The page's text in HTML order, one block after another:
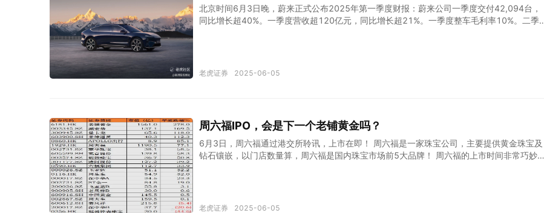
北京时间6月3日晚，蔚来正式公布2025年第一季度财报：蔚来公司一季度交付42,094台，
同比增长超40%。一季度营收超120亿元，同比增长超21%。一季度整车毛利率10%。二季
来创始人、董事长、CEO李斌表示，公司最低谷的时期已经过去，二季度重回上升通道。投
营能力，推进降本增效，蔚来于今年初开启内部组织变革的全面推行，组织架构、经营模式的
变化无形中影响着这家企业，这个过程中有阵
老虎证券 2025-06-05
周六福IPO，会是下一个老铺黄金吗？
6月3日，周六福通过港交所聆讯，上市在即！ 周六福是一家珠宝公司，主要提供黄金珠宝及
钻石镶嵌，以门店数量算，周六福是国内珠宝市场前5大品牌！ 周六福的上市时间非常巧妙，
$ A股市场，潮宏基年涨幅超169%、曼卡龙涨118%、莱绅通灵涨超112%、菜百股份涨超5
老虎证券 2025-06-05